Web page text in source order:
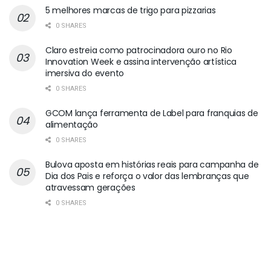
5 melhores marcas de trigo para pizzarias
0 SHARES
Claro estreia como patrocinadora ouro no Rio
Innovation Week e assina intervenção artística
imersiva do evento
0 SHARES
GCOM lança ferramenta de Label para franquias de
alimentação
0 SHARES
Bulova aposta em histórias reais para campanha de
Dia dos Pais e reforça o valor das lembranças que
atravessam gerações
0 SHARES